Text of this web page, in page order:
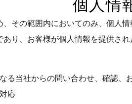
個人情
、その範囲内においてのみ、個人
あり、お客様が個人情報を提供さ
る当社からの問い合わせ、確認、
応